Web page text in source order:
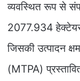
व्यवस्थित रूप से
2077.934 हेक्टेयर
जिसकी उत्पादन
(MTPA)